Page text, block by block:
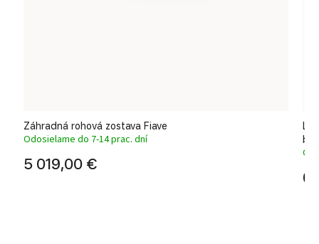
Záhradná rohová zostava Fiave
Odosielame do 7-14 prac. dní
5 019,00 €
6